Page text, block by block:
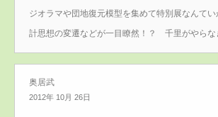
ジオラマや団地復元模型を集めて特別展なんて
計思想の変遷などが一目瞭然！？ 千里がやらな
奥居武
2012年 10月 26日